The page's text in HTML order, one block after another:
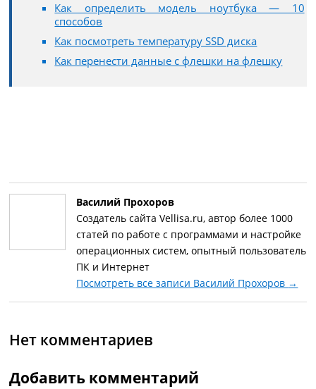
Как определить модель ноутбука — 10
способов
Как посмотреть температуру SSD диска
Как перенести данные с флешки на флешку
Василий Прохоров
Создатель сайта Vellisa.ru, автор более 1000
статей по работе с программами и настройке
операционных систем, опытный пользователь
ПК и Интернет
Посмотреть все записи Василий Прохоров →
Нет комментариев
Добавить комментарий